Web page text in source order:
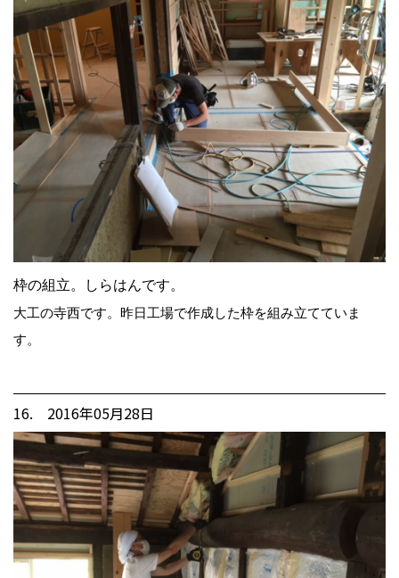
枠の組立。しらはんです。
大工の寺西です。昨日工場で作成した枠を組み立てていま
す。
16. 2016年05月28日